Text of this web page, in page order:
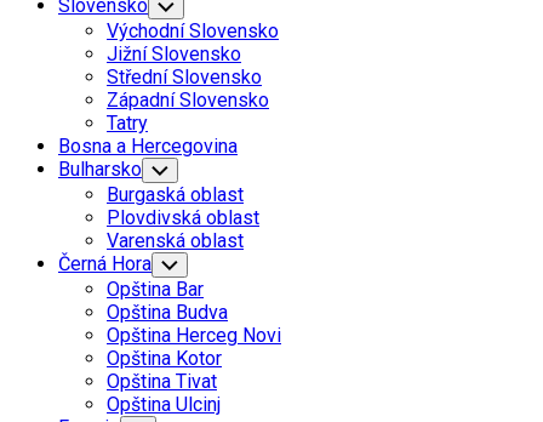
Slovensko Toggle
Child
Menu
Východní Slovensko
Jižní Slovensko
Střední Slovensko
Západní Slovensko
Tatry
Bosna a Hercegovina
Bulharsko Toggle
Child
Menu
Burgaská oblast
Plovdivská oblast
Varenská oblast
Černá Hora Toggle
Child
Menu
Opština Bar
Opština Budva
Opština Herceg Novi
Opština Kotor
Opština Tivat
Opština Ulcinj